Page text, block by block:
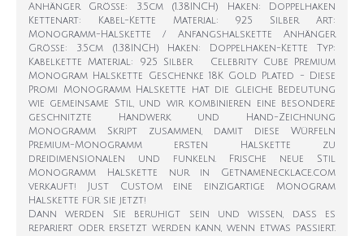
Anhänger Größe: 3.5cm (1.38INCH) Haken: Doppelhaken
Kettenart: Kabel-Kette Material: 925 Silber Art:
Monogramm-Halskette / Anfangshalskette Anhänger
Größe: 3.5cm (1.38INCH) Haken: Doppelhaken-Kette Typ:
Kabelkette Material: 925 Silber Celebrity Cube Premium
Monogram Halskette Geschenke 18K Gold Plated - Diese
Promi Monogramm Halskette hat die gleiche Bedeutung
wie gemeinsame Stil, und wir kombinieren eine besondere
geschnitzte Handwerk und Hand-Zeichnung
Monogramm Skript zusammen, damit diese Würfeln
Premium-Monogramm ersten Halskette zu
dreidimensionalen und funkeln. Frische neue Stil
Monogramm Halskette nur in Getnamenecklace.com
verkauft! Just Custom eine einzigartige Monogram
Halskette für sie jetzt!
Dann werden Sie beruhigt sein und wissen, dass es
repariert oder ersetzt werden kann, wenn etwas passiert.